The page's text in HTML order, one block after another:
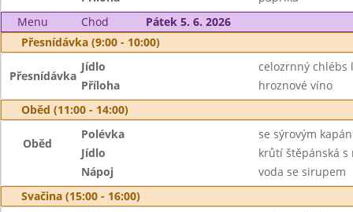
Menu
Chod
Pátek 5. 6. 2026
Přesnídávka (9:00 - 10:00)
Přesnídávka
Jídlo
celozrnný chlébs
Příloha
hroznové víno
Oběd (11:00 - 14:00)
Oběd
Polévka
se sýrovým
Jídlo
krůtí štěpánská s
Nápoj
voda se sirupem
Svačina (15:00 - 16:00)